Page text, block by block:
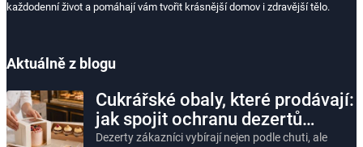
každodenní život a pomáhají vám tvořit krásnější domov i zdravější tělo.
Aktuálně z blogu
Cukrářské obaly, které prodávají:
jak spojit ochranu dezertů…
Dezerty zákazníci vybírají nejen podle chuti, ale